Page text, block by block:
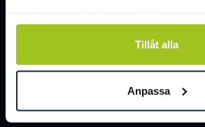
Tillåt alla
Anpassa